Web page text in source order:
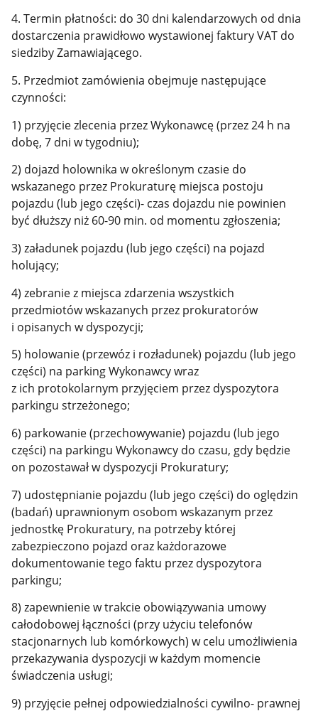
4. Termin płatności: do 30 dni kalendarzowych od dnia
dostarczenia prawidłowo wystawionej faktury VAT do
siedziby Zamawiającego.
5. Przedmiot zamówienia obejmuje następujące
czynności:
1) przyjęcie zlecenia przez Wykonawcę (przez 24 h na
dobę, 7 dni w tygodniu);
2) dojazd holownika w określonym czasie do
wskazanego przez Prokuraturę miejsca postoju
pojazdu (lub jego części)- czas dojazdu nie powinien
być dłuższy niż 60-90 min. od momentu zgłoszenia;
3) załadunek pojazdu (lub jego części) na pojazd
holujący;
4) zebranie z miejsca zdarzenia wszystkich
przedmiotów wskazanych przez prokuratorów
i opisanych w dyspozycji;
5) holowanie (przewóz i rozładunek) pojazdu (lub jego
części) na parking Wykonawcy wraz
z ich protokolarnym przyjęciem przez dyspozytora
parkingu strzeżonego;
6) parkowanie (przechowywanie) pojazdu (lub jego
części) na parkingu Wykonawcy do czasu, gdy będzie
on pozostawał w dyspozycji Prokuratury;
7) udostępnianie pojazdu (lub jego części) do oględzin
(badań) uprawnionym osobom wskazanym przez
jednostkę Prokuratury, na potrzeby której
zabezpieczono pojazd oraz każdorazowe
dokumentowanie tego faktu przez dyspozytora
parkingu;
8) zapewnienie w trakcie obowiązywania umowy
całodobowej łączności (przy użyciu telefonów
stacjonarnych lub komórkowych) w celu umożliwienia
przekazywania dyspozycji w każdym momencie
świadczenia usługi;
9) przyjęcie pełnej odpowiedzialności cywilno- prawnej